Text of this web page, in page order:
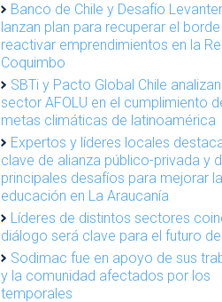
Banco de Chile y Desafío
lanzan plan para recuperar el
reactivar emprendimientos en la
Coquimbo
SBTi y Pacto Global Chile
sector AFOLU en el cumplimiento
metas climáticas de latinoamérica
Expertos y líderes locales
clave de alianza público-privada y
principales desafíos para mejorar la
educación en La Araucanía
Líderes de distintos sectores
diálogo será clave para el futuro
Sodimac fue en apoyo de sus
y la comunidad afectados por los
temporales